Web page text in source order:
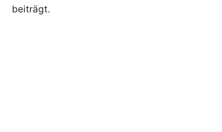
beiträgt.